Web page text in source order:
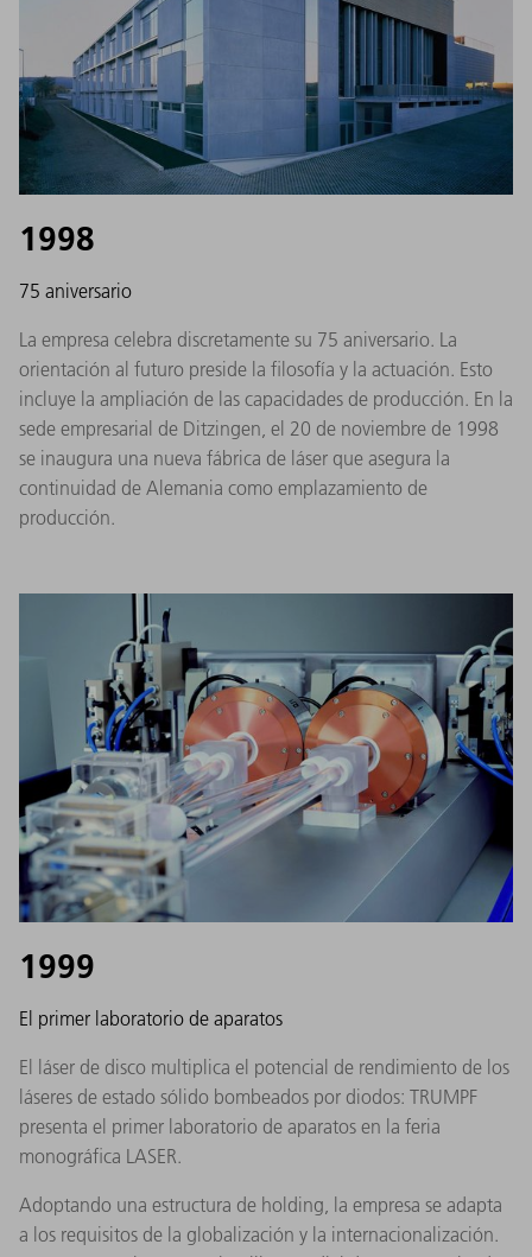
1998
75 aniversario
La empresa celebra discretamente su 75 aniversario. La
orientación al futuro preside la filosofía y la actuación. Esto
incluye la ampliación de las capacidades de producción. En la
sede empresarial de Ditzingen, el 20 de noviembre de 1998
se inaugura una nueva fábrica de láser que asegura la
continuidad de Alemania como emplazamiento de
producción.
1999
El primer laboratorio de aparatos
El láser de disco multiplica el potencial de rendimiento de los
láseres de estado sólido bombeados por diodos: TRUMPF
presenta el primer laboratorio de aparatos en la feria
monográfica LASER.
Adoptando una estructura de holding, la empresa se adapta
a los requisitos de la globalización y la internacionalización.